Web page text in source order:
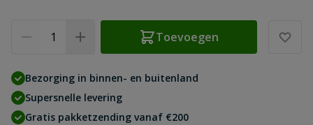
Toevoegen
Bezorging in binnen- en buitenland
Supersnelle levering
Gratis pakketzending vanaf €200